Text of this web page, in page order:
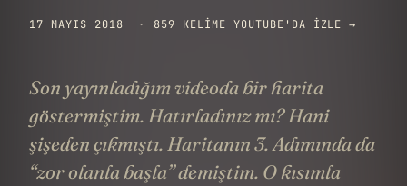
17 MAYIS 2018 · 859 KELIME YOUTUBE'DA IZLE →
Son yayınladığım videoda bir harita
göstermiştim. Hatırladınız mı? Hani
şişeden çıkmıştı. Haritanın 3. Adımında da
“zor olanla başla” demiştim. O kısımla